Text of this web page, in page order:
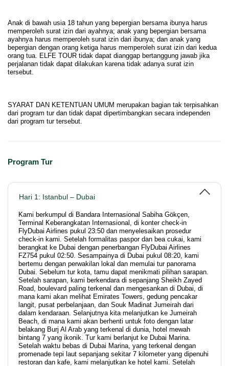
Anak di bawah usia 18 tahun yang bepergian bersama ibunya harus
memperoleh surat izin dari ayahnya; anak yang bepergian bersama
ayahnya harus memperoleh surat izin dari ibunya; dan anak yang
bepergian dengan orang ketiga harus memperoleh surat izin dari kedua
orang tua. ELFE TOUR tidak dapat dianggap bertanggung jawab jika
perjalanan tidak dapat dilakukan karena tidak adanya surat izin
tersebut.
SYARAT DAN KETENTUAN UMUM merupakan bagian tak terpisahkan
dari program tur dan tidak dapat dipertimbangkan secara independen
dari program tur tersebut.
Program Tur
Hari 1: Istanbul – Dubai
Kami berkumpul di Bandara Internasional Sabiha Gökçen,
Terminal Keberangkatan Internasional, di konter check-in
FlyDubai Airlines pukul 23:50 dan menyelesaikan prosedur
check-in kami. Setelah formalitas paspor dan bea cukai, kami
berangkat ke Dubai dengan penerbangan FlyDubai Airlines
FZ754 pukul 02:50. Sesampainya di Dubai pukul 08:20, kami
bertemu dengan perwakilan lokal dan memulai tur panorama
Dubai. Sebelum tur kota, tamu dapat menikmati pilihan sarapan.
Setelah sarapan, kami berkendara di sepanjang Sheikh Zayed
Road, boulevard paling terkenal dan mengesankan di Dubai, di
mana kami akan melihat Emirates Towers, gedung pencakar
langit, pusat perbelanjaan, dan Souk Madinat Jumeirah dari
dalam kendaraan. Selanjutnya kita melanjutkan ke Jumeirah
Beach, di mana kami akan berhenti untuk foto dengan latar
belakang Burj Al Arab yang terkenal di dunia, hotel mewah
bintang 7 yang ikonik. Tur kami berlanjut ke Dubai Marina.
Setelah waktu bebas di Dubai Marina, yang terkenal dengan
promenade tepi laut sepanjang sekitar 7 kilometer yang dipenuhi
restoran dan kafe, kami melanjutkan ke hotel kami. Setelah